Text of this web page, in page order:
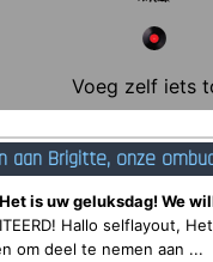
Voeg zelf iets
aan Brigitte, onze
is uw geluksdag! We
Hallo selflayout,
om deel te nemen aan ...